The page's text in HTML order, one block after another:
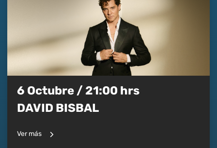
6 Octubre / 21:00 hrs
DAVID BISBAL
Ver más